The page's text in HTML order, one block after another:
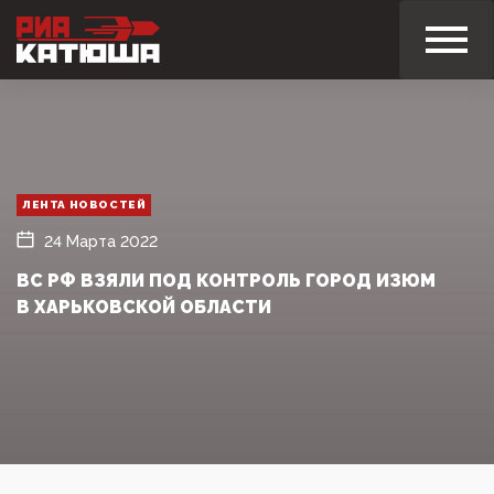
ЛЕНТА НОВОСТЕЙ
24 Марта 2022
ВС РФ ВЗЯЛИ ПОД КОНТРОЛЬ ГОРОД ИЗЮМ
В ХАРЬКОВСКОЙ ОБЛАСТИ